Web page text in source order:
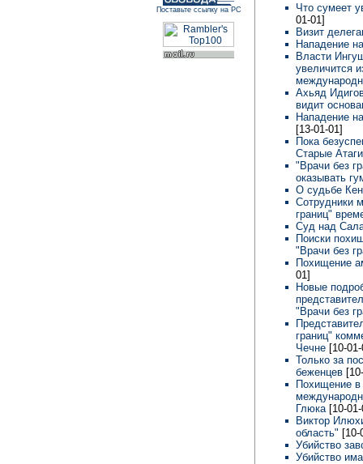
Поставьте ссылку на РС
Что сумеет
01-01]
Визит
Нападение
Власти
увеличится
Ахьяд
видит
Нападение
[13-01-01]
Пока
Старые
"Врачи без
оказывать
О судьбе
Сотрудники
границ"
Суд над
Поиски
"Врачи без
Похищение
01]
Новые
"Врачи без
границ"
Чечне [10-
Только за
беженцев
Похищение в
Глюка [10-
Виктор
область" [10-
Убийство
Убийство